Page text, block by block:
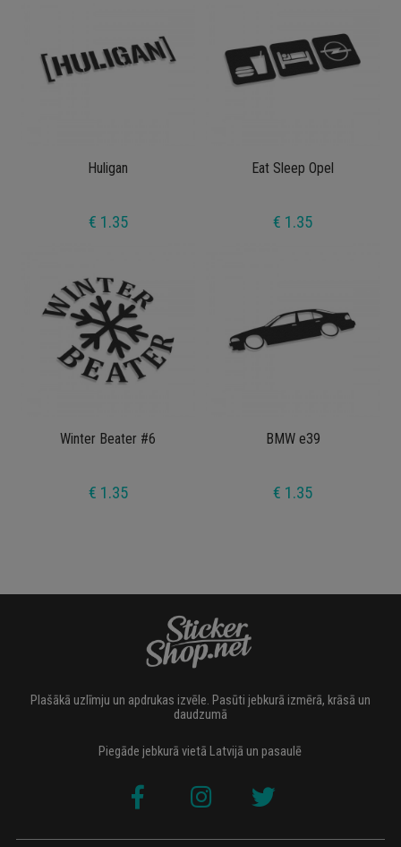
Huligan
€ 1.35
Eat Sleep Opel
€ 1.35
Winter Beater #6
€ 1.35
BMW e39
€ 1.35
Plašākā uzlīmju un apdrukas izvēle. Pasūti jebkurā izmērā, krāsā un
daudzumā
Piegāde jebkurā vietā Latvijā un pasaulē